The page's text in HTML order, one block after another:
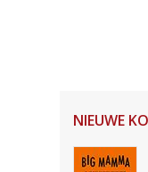
NIEUWE